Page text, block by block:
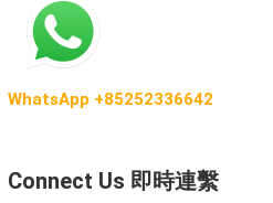
WhatsApp +85252336642
Connect Us 即時連繫